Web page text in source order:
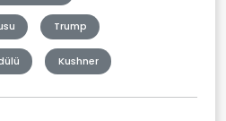
Trump
Kushner